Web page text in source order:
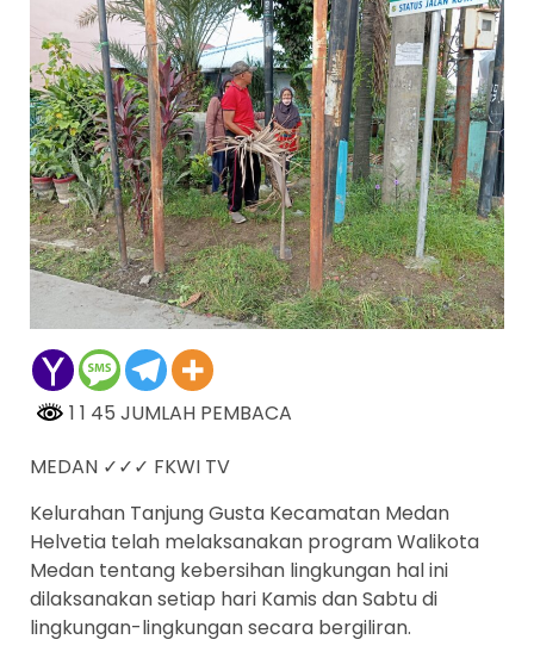
1 1 45 JUMLAH PEMBACA
MEDAN ✓✓✓ FKWI TV
Kelurahan Tanjung Gusta Kecamatan Medan
Helvetia telah melaksanakan program Walikota
Medan tentang kebersihan lingkungan hal ini
dilaksanakan setiap hari Kamis dan Sabtu di
lingkungan-lingkungan secara bergiliran.